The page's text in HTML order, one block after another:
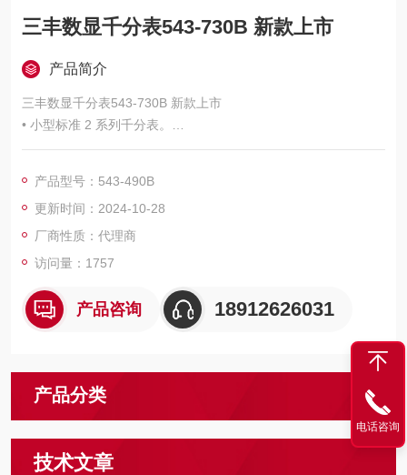
三丰数显千分表543-730B 新款上市
产品简介
三丰数显千分表543-730B 新款上市
• 小型标准 2 系列千分表。
• 大型、易读的液晶显示屏。
回到原点位置并显示距离原点的真实位置。
产品型号：543-490B
更新时间：2024-10-28
厂商性质：代理商
访问量：1757
产品咨询 18912626031
产品分类
技术文章
电话咨询